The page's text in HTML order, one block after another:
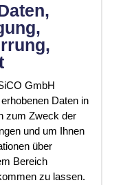
GmbH
Daten in
zum Zweck der
und um Ihnen
über
Bereich
zu lassen.